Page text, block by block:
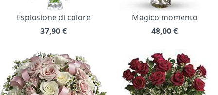
Esplosione di colore
37,90€
Magico momento
48,00€